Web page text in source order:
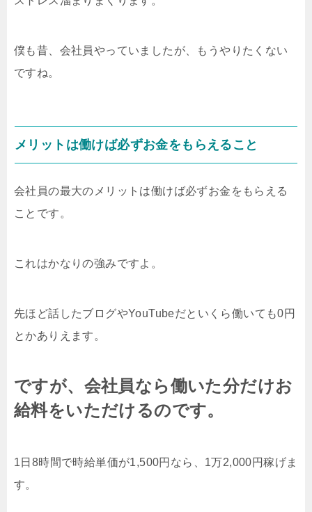
僕も昔、会社員やっていましたが、もうやりたくない
ですね。
メリットは働けば必ずお金をもらえること
会社員の最大のメリットは働けば必ずお金をもらえる
ことです。
これはかなりの強みですよ。
先ほど話したブログやYouTubeだといくら働いても0円
とかありえます。
ですが、会社員なら働いた分だけお
給料をいただけるのです。
1日8時間で時給単価が1,500円なら、1万2,000円稼げま
す。